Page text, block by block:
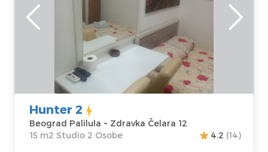
Lokacija:
Beograd Palilula
Zdravka
25 €
Gosti:2
Kvadratura :
m2
Struktura :
Studio
Hunter 2
Beograd Palilula ~ Zdravka Čelara 12
15 m2 Studio 2 Osobe
4.2 (14)